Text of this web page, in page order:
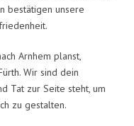
bestätigen unsere
Arnhem planst,
Wir sind dein
Tat zur Seite steht, um
zu gestalten.